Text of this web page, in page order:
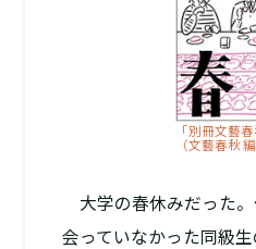
「別冊文藝
（文藝春秋 編
大学の春休みだった
会っていなかった同級